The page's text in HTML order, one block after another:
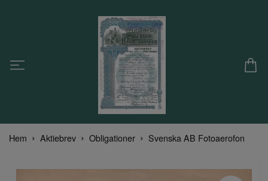
Hem Aktiebrev Obligationer Svenska AB Fotoaerofon